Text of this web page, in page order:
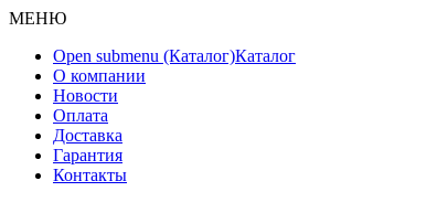
МЕНЮ
Open submenu (Каталог)Каталог
О компании
Новости
Оплата
Доставка
Гарантия
Контакты